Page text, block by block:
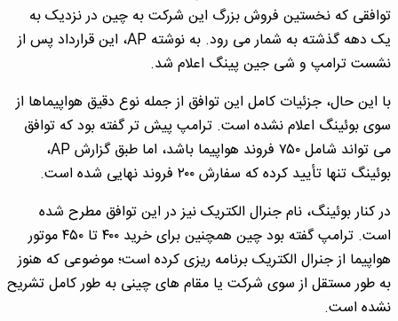
توافقی که نخستین فروش بزرگ این شرکت به چین در نزدیک به
یک دهه گذشته به شمار می رود. به نوشته AP، این قرارداد پس از
نشست ترامپ و شی جین پینگ اعلام شد.
با این حال، جزئیات کامل این توافق از جمله نوع دقیق هواپیماها از
سوی بوئینگ اعلام نشده است. ترامپ پیش تر گفته بود که توافق
می تواند شامل ۷۵۰ فروند هواپیما باشد، اما طبق گزارش AP،
بوئینگ تنها تأیید کرده که سفارش ۲۰۰ فروند نهایی شده است.
در کنار بوئینگ، نام جنرال الکتریک نیز در این توافق مطرح شده
است. ترامپ گفته بود چین همچنین برای خرید ۴۰۰ تا ۴۵۰ موتور
هواپیما از جنرال الکتریک برنامه ریزی کرده است؛ موضوعی که هنوز
به طور مستقل از سوی شرکت یا مقام های چینی به طور کامل تشریح
نشده است.